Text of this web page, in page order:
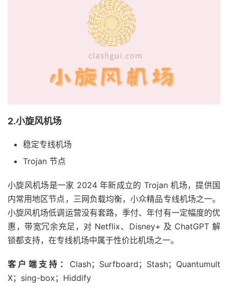
2.小旋风机场
稳定专线机场
Trojan 节点
小旋风机场是一家 2024 年新成立的 Trojan 机场，提供国
内常用地区节点，三网负载均衡，小众精品专线机场之一。
小旋风机场低调运营没有套路，季付、年付有一定幅度的优
惠，带宽冗余充足，对 Netflix、Disney+ 及 ChatGPT 解
锁都支持，在专线机场中属于性价比机场之一。
客户端支持： Clash；Surfboard；Stash；Quantumult
X；sing-box；Hiddify